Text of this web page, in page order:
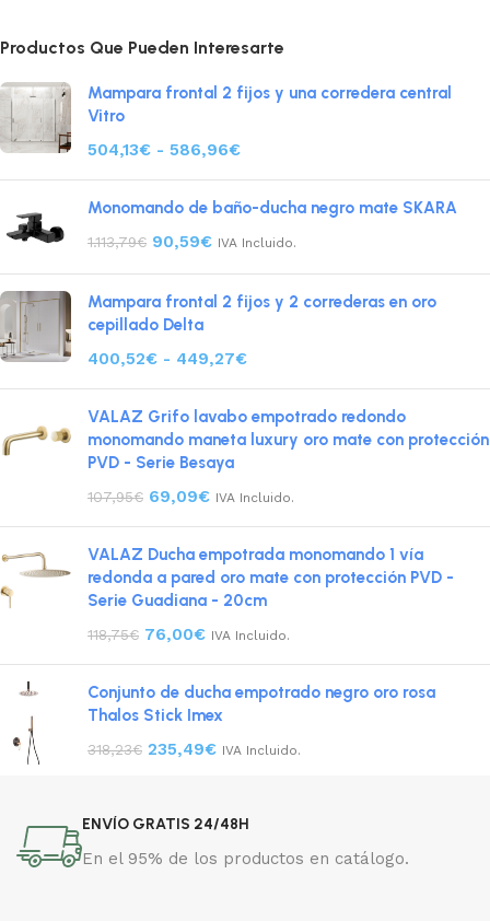
Productos Que Pueden Interesarte
Mampara frontal 2 fijos y una corredera central
Vitro
504,13€ - 586,96€
Monomando de baño-ducha negro mate SKARA
1.113,79€ 90,59€ IVA Incluido.
Mampara frontal 2 fijos y 2 correderas en oro
cepillado Delta
400,52€ - 449,27€
VALAZ Grifo lavabo empotrado redondo
monomando maneta luxury oro mate con protección
PVD - Serie Besaya
107,95€ 69,09€ IVA Incluido.
VALAZ Ducha empotrada monomando 1 vía
redonda a pared oro mate con protección PVD -
Serie Guadiana - 20cm
118,75€ 76,00€ IVA Incluido.
Conjunto de ducha empotrado negro oro rosa
Thalos Stick Imex
318,23€ 235,49€ IVA Incluido.
ENVÍO GRATIS 24/48H
En el 95% de los productos en catálogo.